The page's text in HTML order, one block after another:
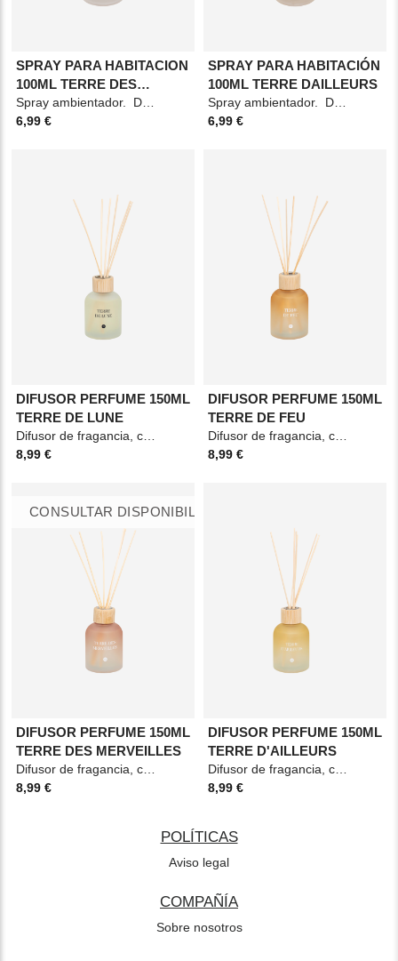
SPRAY PARA HABITACION
100ML TERRE DES
MERVEILLES
6,99 €
SPRAY PARA HABITACIÓN
100ML TERRE DAILLEURS
6,99 €
DIFUSOR PERFUME 150ML
TERRE DE LUNE
8,99 €
DIFUSOR PERFUME 150ML
TERRE DE FEU
8,99 €
CONSULTAR DISPONIBILIDAD
DIFUSOR PERFUME 150ML
TERRE DES MERVEILLES
Difusor de fragancia, con 8 varillas de ratán, presentado en un frasco de vidrio. Duración: 9
8,99 €
DIFUSOR PERFUME 150ML
TERRE D'AILLEURS
Difusor de fragancia, con 8 varillas de ratán, presentado en un frasco de vidrio. Duración: 9
8,99 €
POLÍTICAS
Aviso legal
COMPAÑÍA
Sobre nosotros